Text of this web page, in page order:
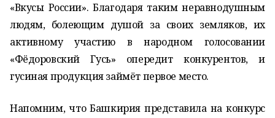
«Вкусы России». Благодаря таким неравнодушным
людям, болеющим душой за своих земляков, их
активному участию в народном голосовании
«Фёдоровский Гусь» опередит конкурентов, и
гусиная продукция займёт первое место.
Напомним, что Башкирия представила на конкурс